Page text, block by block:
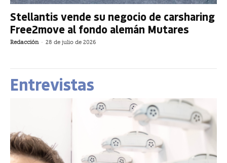
Stellantis vende su negocio de carsharing
Free2move al fondo alemán Mutares
Redacción - 28 de julio de 2026
Entrevistas